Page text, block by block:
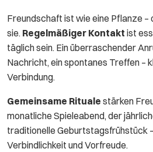
Freundschaft ist wie eine Pflanze
sie. Regelmäßiger Kontakt ist
täglich sein. Ein überraschender
Nachricht, ein spontanes Treffen –
Verbindung.
Gemeinsame Rituale stärken
monatliche Spieleabend, der
traditionelle Geburtstagsfrühstück
Verbindlichkeit und Vorfreude.